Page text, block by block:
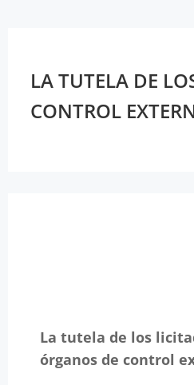
LA TUTELA DE
CONTROL
La tutela de los
órganos de control